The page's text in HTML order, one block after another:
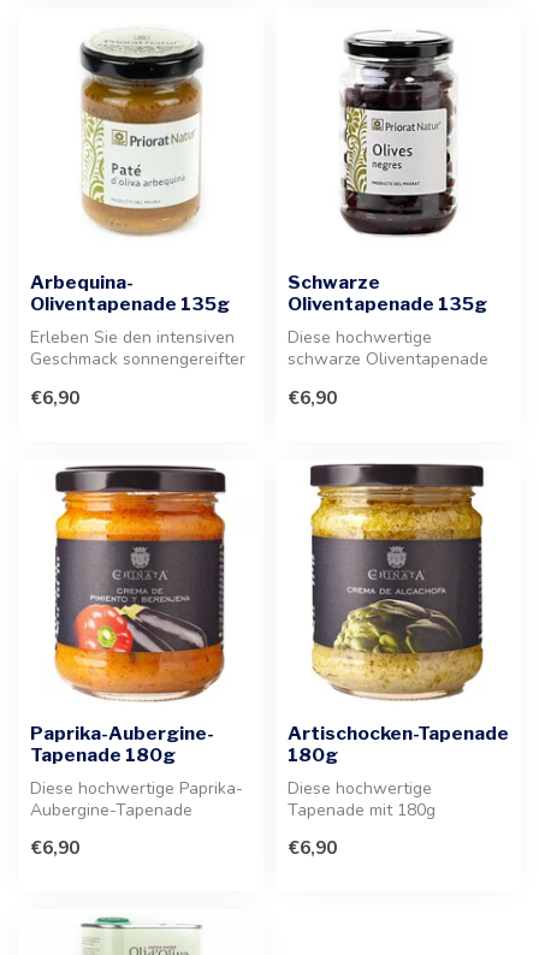
Arbequina-
Oliventapenade 135g
Erleben Sie den intensiven
Geschmack sonnengereifter
med...
€6,90
Schwarze
Oliventapenade 135g
Diese hochwertige
schwarze Oliventapenade
Gerichte. Ein i...
€6,90
Paprika-Aubergine-
Tapenade 180g
Diese hochwertige Paprika-
Aubergine-Tapenade
Komposit...
€6,90
Artischocken-Tapenade
180g
Diese hochwertige
Tapenade mit 180g
nussiges Aroma u...
€6,90